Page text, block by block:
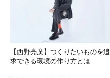
【西野亮廣】つくりたいものを追
求できる環境の作り方とは